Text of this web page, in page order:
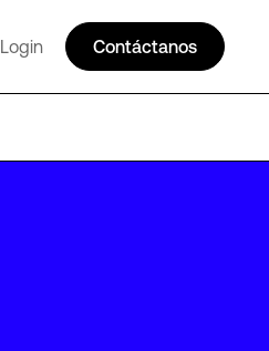
Login Contáctanos